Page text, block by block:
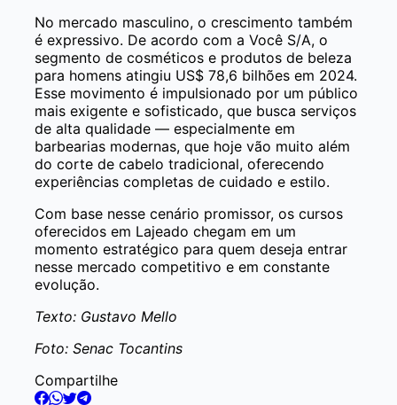
No mercado masculino, o crescimento também
é expressivo. De acordo com a Você S/A, o
segmento de cosméticos e produtos de beleza
para homens atingiu US$ 78,6 bilhões em 2024.
Esse movimento é impulsionado por um público
mais exigente e sofisticado, que busca serviços
de alta qualidade — especialmente em
barbearias modernas, que hoje vão muito além
do corte de cabelo tradicional, oferecendo
experiências completas de cuidado e estilo.
Com base nesse cenário promissor, os cursos
oferecidos em Lajeado chegam em um
momento estratégico para quem deseja entrar
nesse mercado competitivo e em constante
evolução.
Texto: Gustavo Mello
Foto: Senac Tocantins
Compartilhe